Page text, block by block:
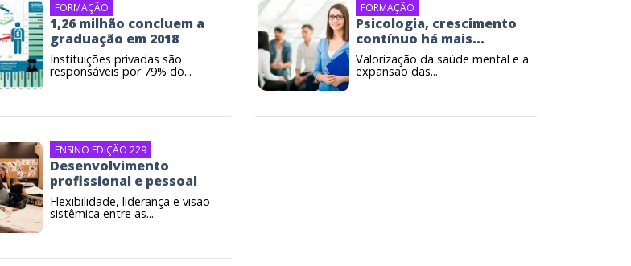
FORMAÇÃO
1,26 milhão concluem a
graduação em 2018
Instituições privadas são
responsáveis por 79% do...
FORMAÇÃO
Psicologia, crescimento
contínuo há mais...
Valorização da saúde mental e a
expansão das...
ENSINO EDIÇÃO 229
Desenvolvimento
profissional e pessoal
Flexibilidade, liderança e visão
sistêmica entre as...